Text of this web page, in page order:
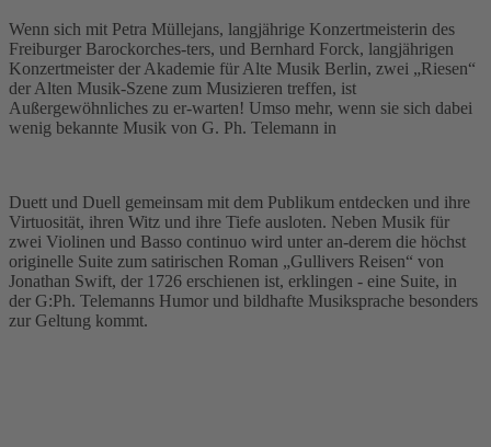
​​Wenn sich mit Petra Müllejans, langjährige Konzertmeisterin des
Freiburger Barockorches-ters, und Bernhard Forck, langjährigen
Konzertmeister der Akademie für Alte Musik Berlin, zwei „Riesen“
der Alten Musik-Szene zum Musizieren treffen, ist
Außergewöhnliches zu er-warten! Umso mehr, wenn sie sich dabei
wenig bekannte Musik von G. Ph. Telemann in
Duett und Duell gemeinsam mit dem Publikum entdecken und ihre
Virtuosität, ihren Witz und ihre Tiefe ausloten. Neben Musik für
zwei Violinen und Basso continuo wird unter an-derem die höchst
originelle Suite zum satirischen Roman „Gullivers Reisen“ von
Jonathan Swift, der 1726 erschienen ist, erklingen - eine Suite, in
der G:Ph. Telemanns Humor und bildhafte Musiksprache besonders
zur Geltung kommt.